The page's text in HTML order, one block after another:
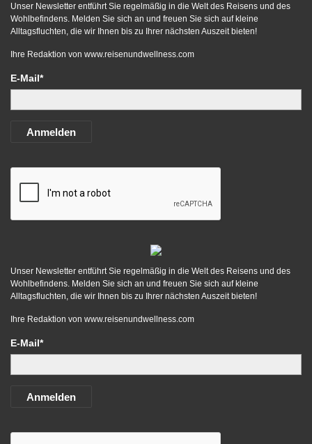
Unser Newsletter entführt Sie regelmäßig in die Welt des Reisens und des
Wohlbefindens. Melden Sie sich an und freuen Sie sich auf kleine
Alltagsfluchten, die wir Ihnen bis zu Ihrer nächsten Auszeit bieten!
Ihre Redaktion von www.reisenundwellness.com
E-Mail*
Anmelden
Unser Newsletter entführt Sie regelmäßig in die Welt des Reisens und des
Wohlbefindens. Melden Sie sich an und freuen Sie sich auf kleine
Alltagsfluchten, die wir Ihnen bis zu Ihrer nächsten Auszeit bieten!
Ihre Redaktion von www.reisenundwellness.com
E-Mail*
Anmelden